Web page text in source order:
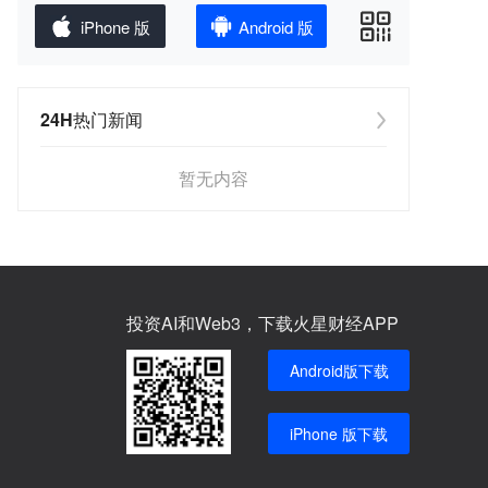
iPhone 版 Android 版
24H热门新闻
暂无内容
投资AI和Web3，下载火星财经APP
Android版下载
iPhone 版下载